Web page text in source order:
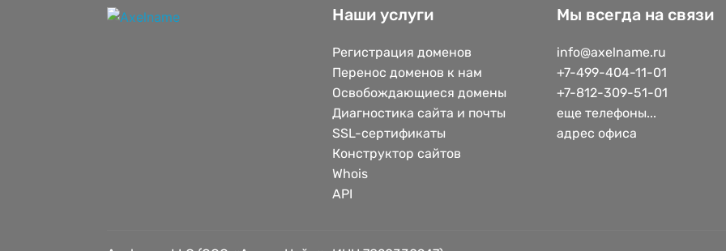
Наши услуги
Регистрация доменов
Перенос доменов к нам
Освобождающиеся домены
Диагностика сайта и почты
SSL-сертификаты
Конструктор сайтов
Whois
API
Мы всегда на связи
info@axelname.ru
+7-499-404-11-01
+7-812-309-51-01
еще телефоны...
адрес офиса